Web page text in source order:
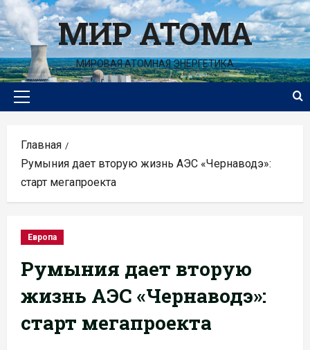
Перейти
к
содержимомуМИР АТОМА
МИРОВАЯ АТОМНАЯ ЭНЕРГЕТИКА
Основное
Главная
Румыния дает вторую жизнь АЭС «Чернаводэ»:
старт мегапроекта
Европа
Румыния дает вторую
жизнь АЭС «Чернаводэ»:
старт мегапроекта